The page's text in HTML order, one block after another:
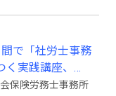
で「社労士事務
実践講座、
保険労務士事務所